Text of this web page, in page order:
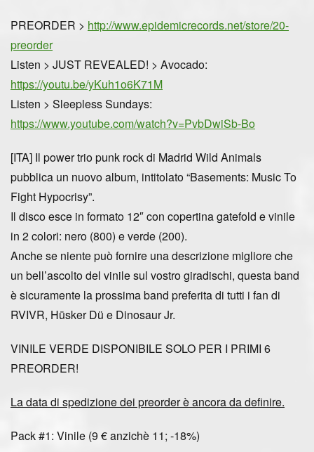
PREORDER > http://www.epidemicrecords.net/store/20-
preorder
Listen > JUST REVEALED! > Avocado:
https://youtu.be/yKuh1o6K71M
Listen > Sleepless Sundays:
https://www.youtube.com/watch?v=PvbDwiSb-Bo
[ITA] Il power trio punk rockdi Madrid Wild Animals
pubblica un nuovo album, intitolato “Basements: Music To
Fight Hypocrisy”.
Il disco esce in formato 12″ con copertina gatefold e vinile
in 2 colori: nero (800) e verde (200).
Anche se niente può fornire una descrizione migliore che
un bell’ascolto del vinile sul vostro giradischi, questa band
è sicuramente la prossima band preferita di tutti i fan di
RVIVR, Hüsker Dü e Dinosaur Jr.
VINILE VERDE DISPONIBILE SOLO PER I PRIMI 6
PREORDER!
La data di spedizione dei preorder è ancora da definire.
Pack #1: Vinile (9 € anzichè 11; -18%)